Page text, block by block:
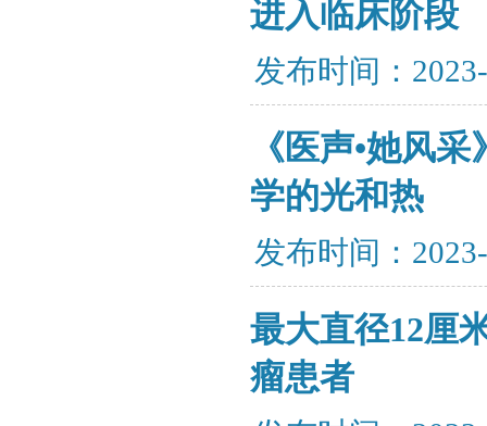
进入临床阶段
发布时间：
《医声•她风
学的光和热
发布时间：
最大直径12厘
瘤患者